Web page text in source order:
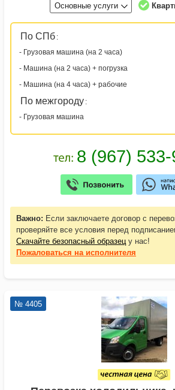
Основные услуги
По СПб :
- Грузовая машина (на 2 часа)
- Машина (на 2 часа) + погрузка
- Машина (на 4 часа) + рабочие
По межгороду :
- Грузовая машина
Важно: Если заключаете договор с
проверяйте все условия перед
Скачайте безопасный образец у нас!
Пожаловаться на исполнителя
№ 4405